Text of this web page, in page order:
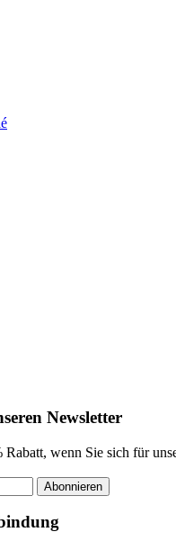
Newsletter
wenn Sie sich für
Abonnieren